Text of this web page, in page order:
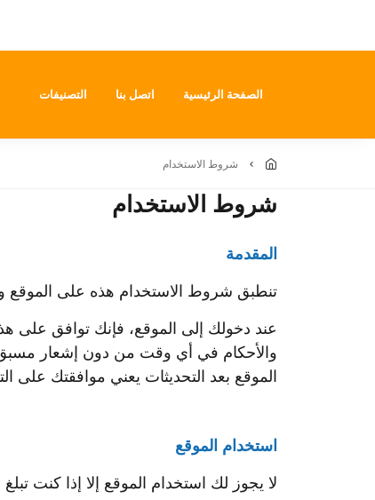
الصفحة الرئيسية اتصل بنا التصنيفات
شروط الاستخدام
شروط الاستخدام
المقدمة
تنطبق شروط الاستخدام هذه على الموقع وكل
عند دخولك إلى الموقع، فإنك توافق على
والأحكام في أي وقت من دون إشعار
الموقع بعد التحديثات يعني موافقتك على
استخدام الموقع
لا يجوز لك استخدام الموقع إلا إذا كنت تبلغ من العمر 18 عامًا أو أكثر، أو إذا كنت تزوره تحت إشراف أحد